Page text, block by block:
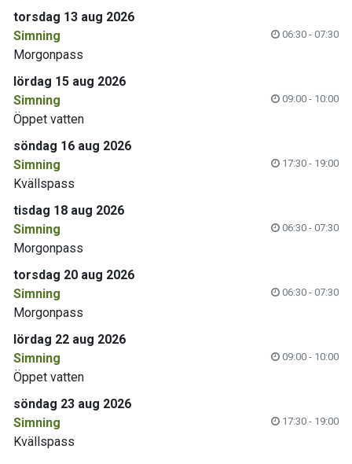
torsdag 13 aug 2026
Simning
06:30 - 07:30
Morgonpass
lördag 15 aug 2026
Simning
09:00 - 10:00
Öppet vatten
söndag 16 aug 2026
Simning
17:30 - 19:00
Kvällspass
tisdag 18 aug 2026
Simning
06:30 - 07:30
Morgonpass
torsdag 20 aug 2026
Simning
06:30 - 07:30
Morgonpass
lördag 22 aug 2026
Simning
09:00 - 10:00
Öppet vatten
söndag 23 aug 2026
Simning
17:30 - 19:00
Kvällspass